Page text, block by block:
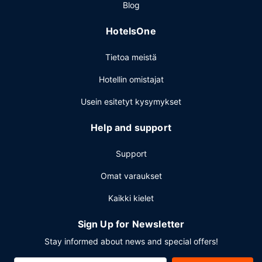
Blog
HotelsOne
Tietoa meistä
Hotellin omistajat
Usein esitetyt kysymykset
Help and support
Support
Omat varaukset
Kaikki kielet
Sign Up for Newsletter
Stay informed about news and special offers!